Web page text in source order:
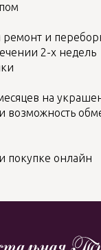
ремонт и
2-х недель
на
возможность
покупке онлайн